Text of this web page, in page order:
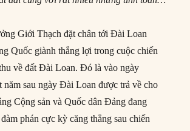
Giới Thạch đặt chân tới Đài Loan
Quốc giành thắng lợi trong cuộc chiến
về đất Đài Loan. Đó là vào ngày
năm sau ngày Đài Loan được trả về cho
Cộng sản và Quốc dân Đảng đang
phán cực kỳ căng thẳng sau chiến